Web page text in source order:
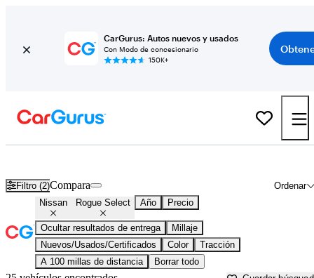
CarGurus: Autos nuevos y usados
Con Modo de concesionario
150K+
Filtro (2) Ordenar
Compara
Nissan Rogue Select Año Precio
Ocultar resultados de entrega
Millaje
Nuevos/Usados/Certificados
Color
Tracción
A 100 millas de distancia
Borrar todo